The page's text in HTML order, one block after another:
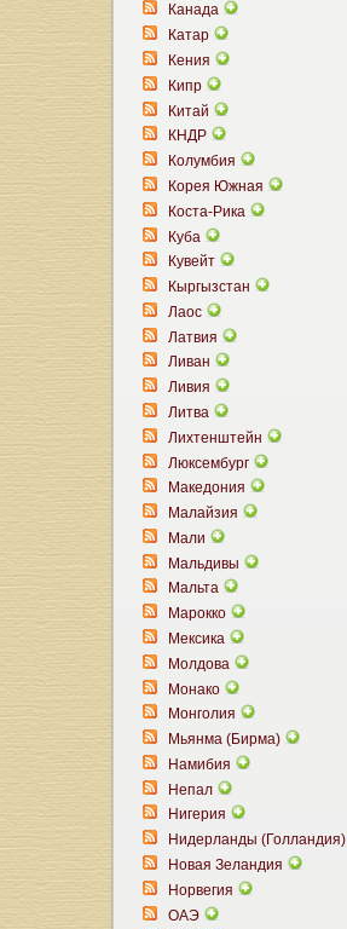
Канада
Катар
Кения
Кипр
Китай
КНДР
Колумбия
Корея Южная
Коста-Рика
Куба
Кувейт
Кыргызстан
Лаос
Латвия
Ливан
Ливия
Литва
Лихтенштейн
Люксембург
Македония
Малайзия
Мали
Мальдивы
Мальта
Марокко
Мексика
Молдова
Монако
Монголия
Мьянма (Бирма)
Намибия
Непал
Нигерия
Нидерланды (Голландия)
Новая Зеландия
Норвегия
ОАЭ